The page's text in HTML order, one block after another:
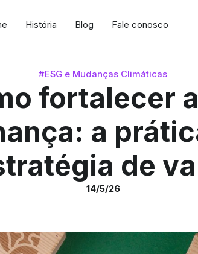
História Blog Fale conosco
#ESG e Mudanças Climáticas
fortalecer
a
de
14/5/26